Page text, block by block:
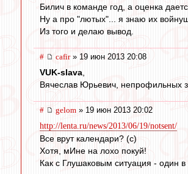
Билич в команде год, а оценка
Ну а про "лютых"... я знаю их
Из того и делаю вывод.
# cafir» 19 июн 2013 20:08
VUK-slava,
Вячеслав Юрьевич, непрофильных
# gelom » 19 июн 2013 20:02
http://lenta.ru/news/2013/06/19/notsent/
Все врут календари? (с)
Хотя, мИне на лохо покуй!
Как с Глушаковым ситуация - один